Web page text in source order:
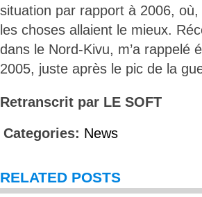
situation par rapport à 2006, où,
les choses allaient le mieux.
dans le Nord-Kivu, m’a rappelé
2005, juste après le pic de la
Retranscrit par LE SOFT
Categories: News
RELATED POSTS